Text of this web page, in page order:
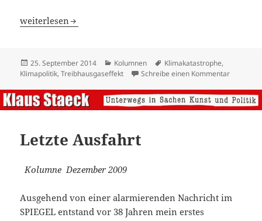
Ende Ihrer Zeitreise!
weiterlesen
Veröffentlicht
am
25. September 2014 Kategorien
Kolumnen Schlagwörter
Klimakatastrophe,
Klimapolitik,Treibhausgaseffekt Schreibe einen Kommentarzu Ende
Letzte Ausfahrt
Kolumne Dezember 2009
Ausgehend von einer alarmierenden Nachricht im
SPIEGEL entstand vor 38 Jahren mein erstes